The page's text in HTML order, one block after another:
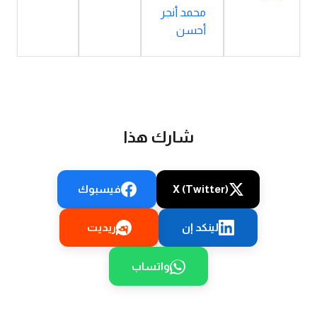
محمد أنجر
أحسن
شارك هذا
X (Twitter) فيسبوك
لينكد إن ريديت
واتساب